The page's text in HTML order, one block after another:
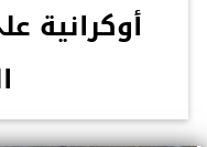
أوكرانية